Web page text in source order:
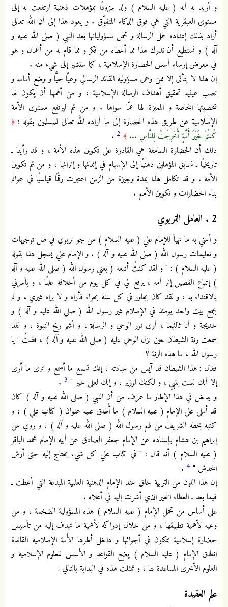
و أريد به أنه ( عليه السلام ) ولد مزودًا بمؤهلات ذهنية ارتفعت به إلى
مستوى العبقرية التي هي فوق الذكاء المتفوّق . و يعود هذا إلى أن الله تعالى
أراد بذلك إعداده لحمل الرسالة و تحمل مسؤولياتها بعد النبي ( صلى الله عليه و
آله ) و نستطيع أن ندرك هذا مما أعطاه من فكر و مما قام به من أعمال و هو
في معرض إرساء أسس الحضارة الإسلامية ، كما سنشير إلى شيء منه .
إن هذا لا يتأتى إلا ممن وعى مسؤولية القائد الرسالي وعيًا حيًّا و وضع أمامه و
نصب عينيه تحقيق أهداف الرسالة الإسلامية ، و من أهمها أن يكون لها
شخصيتها الخاصة و المميزة لها عمّا سواها . و من ثم ليرتفع مستوى الأمة
الإسلامية عن طريق هذه الحضارة إلى ما أراده الله تعالى للمسلمين بقوله : ﴿
كُنتُمْ خَيْرَ أُمَّةٍ أُخْرِجَتْ لِلنَّاسِ ... ﴾ 2
.
ذلك أن الحضارة السامقة هي القادرة على تكوين هذه الأمة ، و قد رأينا ـ
تاريخيًا ـ تسابق المؤهلين ذهنيًا إلى الإسهام في إنمائها و إثرائها ، و من ثم تكوين
الأمة . و قد تكامل هذا بمدة وجيزة من الزمن اعتبرت رقمًا قياسيًا في عوالم
بناء الحضارات و تكوين الأمم .
2 . العامل التربوي
و أعني به ما تهيأ للإمام علي ( عليه السلام ) من جو تربوي في ظل توجيهات
و تعليمات رسول الله ( صلى الله عليه و آله ) . و الإمام علي يسجل هذا بقوله
( عليه السلام ) : " و لقد كنتُ أتبعه ( يعني رسول الله ( صلى الله عليه و آله
) إتباع الفصيل إثر أمه ، يرفع لي في كل يوم من أخلاقه علمًا ، و يأمرني
بالاقتداء به ، و لقد كان يجاوز في كل سنة بحراء فأراه و لا يراه غيري ، و لم
يجمع بيت واحد يومئذ في الإسلام غير رسول الله ( صلى الله عليه و آله ) و
خديجة و أنا ثالثهما ، أرى نور الوحي و الرسالة ، و أشم ريح النبوة ، و لقد
سمعت رنة الشيطان حين نزل الوحي عليه ( صلى الله عليه و آله ) ، فقلتُ : يا
رسول الله ، ما هذه الرنة ؟
فقال : هذا الشيطان قد آيس من عبادته ، إنك تسمع ما أسمع و ترى ما أرى
إلا أنك لست بنبي ، و لكنك لوزير ، و إنك لعلى خير " 3
.
و يدخل في هذا الإطار ما عرف من أن النبي ( صلى الله عليه و آله ) كان
قد أملى على الإمام ( عليه السلام ) ما أُطلق عليه عنوان ( كتاب علي ) ، و
كتبه بخطه الشريف من فم رسول الله ( صلى الله عليه و آله ) ، و روي عن
إبراهيم بن هشام بإسناده عن الإمام جعفر الصادق عن أبيه الإمام محمد الباقر
( عليه السلام ) أنه قال : " في كتاب علي كل شيء يحتاج إليه حتى أرش
الخدش " 4
.
إن هذا اللون من التربية خلق عند الإمام الذهنية العلمية المبدعة التي أعطت ـ
فيما بعد ـ العطاء الخير الذي أشرت إليه في أعلاه .
على أساس من تحمل الإمام ( عليه السلام ) هذه المسؤولية الضخمة ، و من
وعيه لأهمية تطبيقها ، و من خلال إدراكه لأهمية ما تهدف إليه من تأسيس
حضارة إسلامية تتكون في أجوائها و داخل أطرها الأمة الإسلامية القائدة
انطلق الإمام ( عليه السلام ) يضع القواعد و الأسس للعلوم الإسلامية و
العلوم الأخرى المساعدة لها ، و تمثلت هذه في البداية بالتالي :
علم العقيدة